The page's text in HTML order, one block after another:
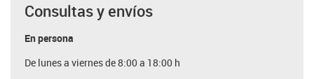
Consultas y envíos
En persona
De lunes a viernes de 8:00 a 18:00 h